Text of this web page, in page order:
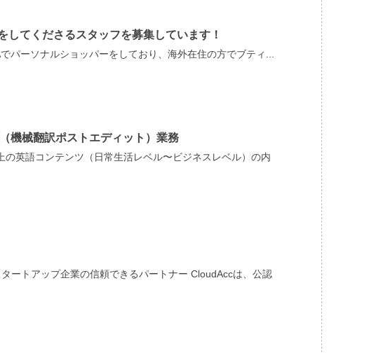
してくださるスタッフを募集しています！
パーソナルショッパーをしており、海外在住の方でブティ...
機械翻訳ポストエディット）業務
の英語コンテンツ（日常生活レベル〜ビジネスレベル）の内
アップ企業の信頼できるパートナー CloudAccは、公認